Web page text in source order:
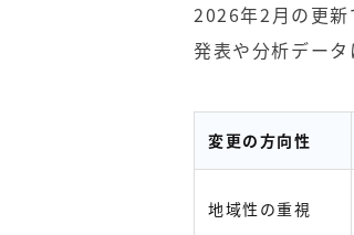
2026年2月の更新
発表や分析データ
変更の方向性
地域性の重視